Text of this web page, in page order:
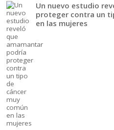
Un nuevo estudio
proteger contra un
en las mujeres